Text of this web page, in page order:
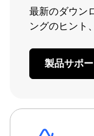
最新のダウン
ングのヒント
製品サポ